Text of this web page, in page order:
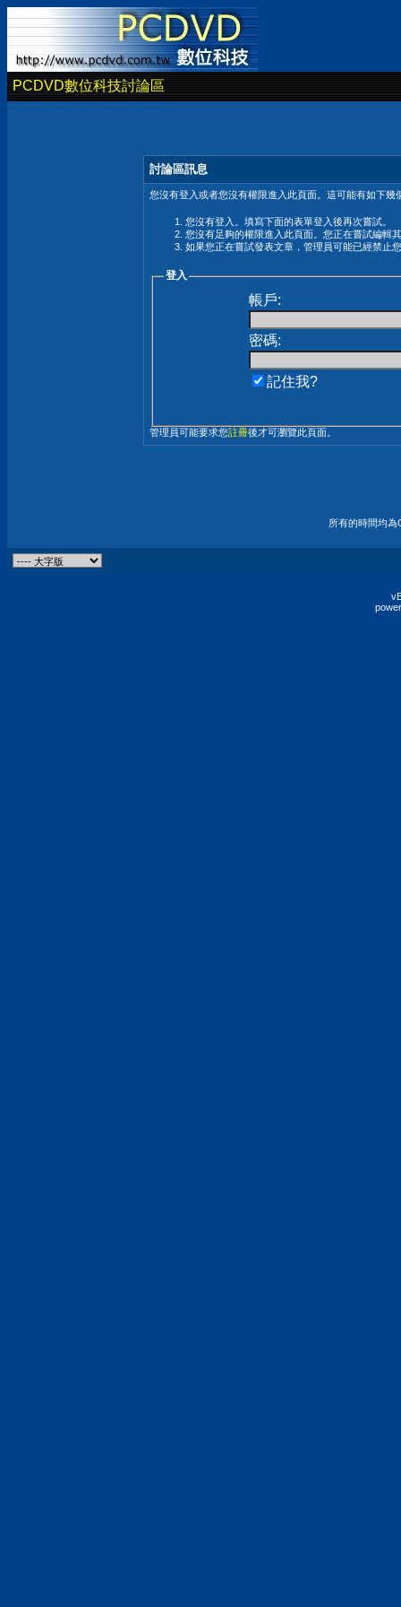
PCDVD數位科技討論區
討論區訊息
您沒有登入或者您沒有權限進入此頁面。這可能有如下幾
您沒有登入。填寫下面的表單登入後再次嘗試。
您沒有足夠的權限進入此頁面。您正在嘗試編輯
如果您正在嘗試發表文章，管理員可能已經禁止
登入
帳戶:
密碼:
記住我?
管理員可能要求您註冊後才可瀏覽此頁面。
所有的時間均為